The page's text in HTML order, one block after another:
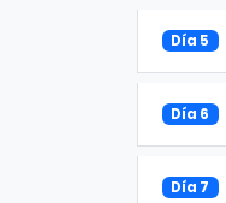
Día 5
Día 6
Día 7